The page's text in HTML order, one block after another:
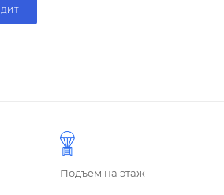
Подъем на этаж